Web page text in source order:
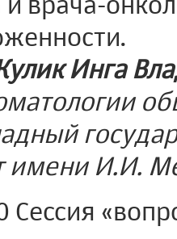
Инга
имени И.И.
Сессия